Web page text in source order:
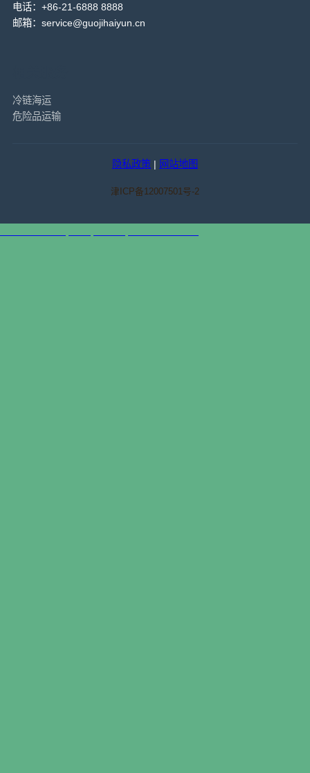
电话：+86-21-6888 8888
邮箱：service@guojihaiyun.cn
冷链海运
危险品运输
隐私政策 | 网站地图
津ICP备12007501号-2